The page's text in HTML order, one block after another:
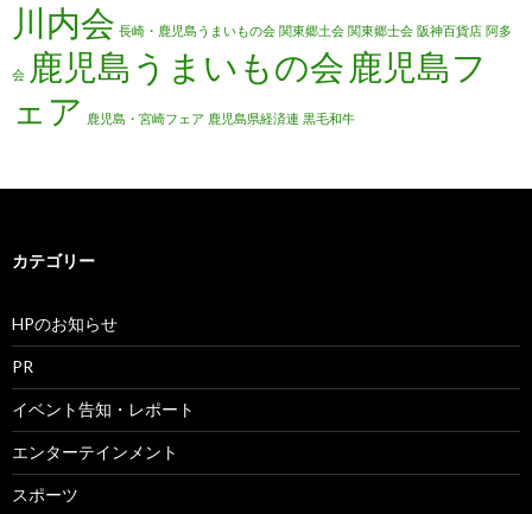
川内会 長崎・鹿児島うまいもの会 関東郷土会 関東郷士会 阪神百貨店 阿多
会 鹿児島うまいもの会 鹿児島フ
ェア 鹿児島・宮崎フェア 鹿児島県経済連 黒毛和牛
カテゴリー
HPのお知らせ
PR
イベント告知・レポート
エンターテインメント
スポーツ